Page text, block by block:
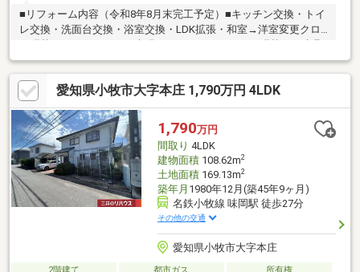
■リフォーム内容（令和8年8月末完工予定）■キッチン交換・トイ
レ交換・洗面台交換・浴室交換・LDK拡張・和室→洋室変更クロ
交換・ハウスクリーニング外壁塗装・バルコニー塗装・モニター
ホン交換・給湯器交換■周辺環境■・本庄小学校 徒歩約5分・味
岡中学校 徒歩約18分・本庄保育園 徒歩約8分・小牧市コミュ
ニティ「本庄北」停 徒歩約5分・ファミリーマート小牧文津店
徒歩約11分■お客様へ■土日祝や平日仕事終わりのご来店・ご案内
も可能でございます！ご希望のお日にちをお気軽にご連絡下さい
ませ♪お問合せお待ちしております！
愛知県小牧市大字本庄 1,790万円 4LDK
1,790万円
間取り 4LDK
建物面積108.62m2
土地面積169.13m2
築年月 1980年12月(築45年9ヶ月)
名鉄小牧線 味岡駅 徒歩27分
その他の交通
愛知県小牧市大字本庄
2階建て 都市ガス 所有権